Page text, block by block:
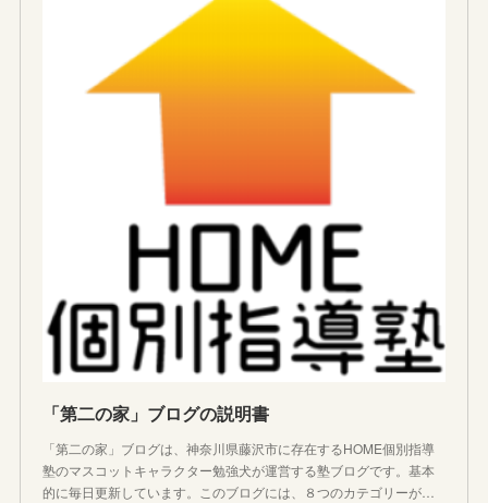
「第二の家」ブログの説明書
「第二の家」ブログは、神奈川県藤沢市に存在するHOME個別指導
塾のマスコットキャラクター勉強犬が運営する塾ブログです。基本
的に毎日更新しています。このブログには、８つのカテゴリーが…